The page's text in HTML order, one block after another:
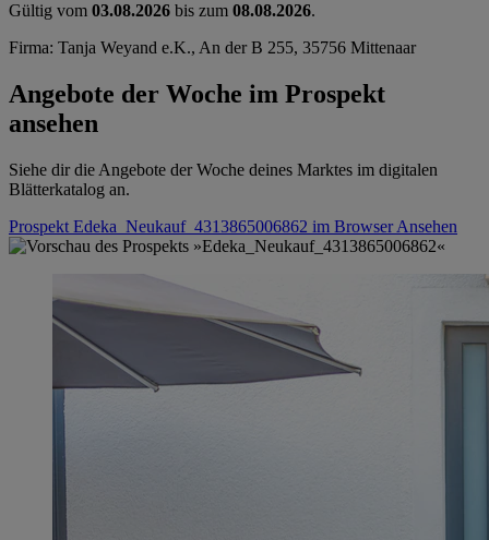
Gültig vom 03.08.2026 bis zum 08.08.2026.
Firma: Tanja Weyand e.K., An der B 255, 35756 Mittenaar
Angebote der Woche im Prospekt
ansehen
Siehe dir die Angebote der Woche deines Marktes im digitalen
Blätterkatalog an.
Prospekt Edeka_Neukauf_4313865006862 im BrowserAnsehen